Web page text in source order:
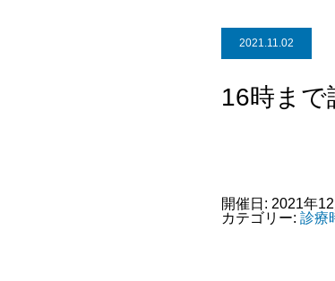
2021.11.02
16時まで
開催日: 2021年
カテゴリー: 診療